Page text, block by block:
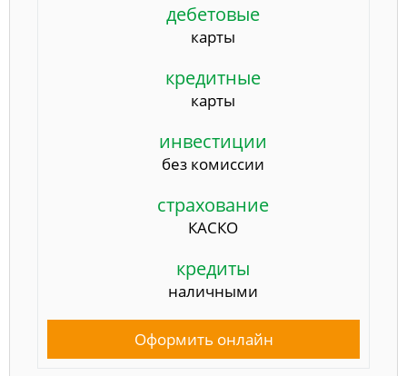
дебетовые
карты
кредитные
карты
инвестиции
без комиссии
страхование
КАСКО
кредиты
наличными
Оформить онлайн